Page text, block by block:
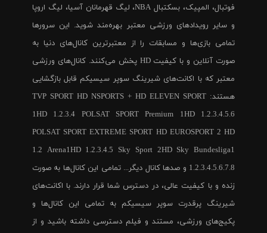
فوتبال، المپیک، بسکتبال NBA، لیگ قهرمانان آسیا، لیگ اروپا
و سایر رویدادهای ورزشی معتبر بهره‌مند شوید. این سرورها
تمامی بازی‌ها و مسابقات را از معتبرترین کانال‌های دنیا به
صورت آنلاین و با کیفیت HD پخش می‌کنند. کانال‌های ورزشی
معتبر که با اکانت‌های شیرینگ سوپر سیسیکم قابل بازگشایی
هستند: TVP SPORT HD NSPORTS + HD ELEVEN SPORT
1HD 1.2.3.4 POLSAT SPORT Premium 1HD 1.2.3.4.5.6
POLSAT SPORT EXTREME SPORT HD EUROSPORT 2 HD
1.2 Arena1HD 1.2.3.4.5 Sky Sport 2HD Sky Bundesliga1
1.2.3.4.5.6.7.8 و صدها کانال دیگر... تمامی این کانال‌ها به صورت
زنده و با کیفیت عالی، در دسترس شما قرار دارند. با اکانت‌های
شیرینگ پرقدرت سوپر سیسیکم به تمامی این کانال‌ها و
پکیج‌های ورزشی، مستند و فیلم دسترسی داشته باشید و از